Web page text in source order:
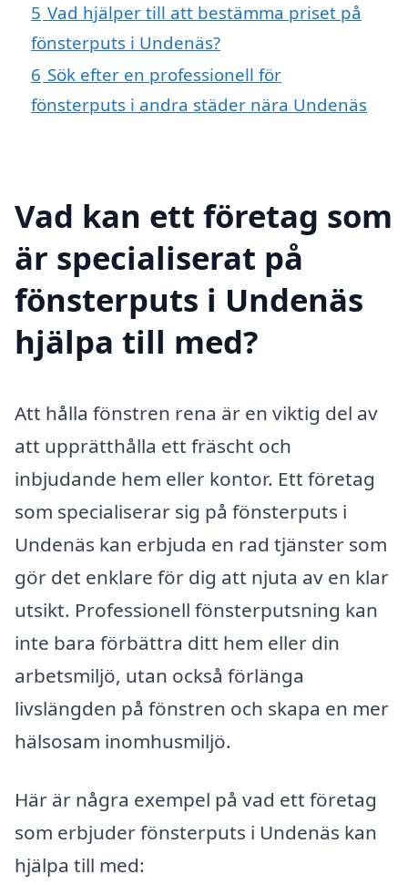
5 Vad hjälper till att bestämma priset på
fönsterputs i Undenäs?
6 Sök efter en professionell för
fönsterputs i andra städer nära Undenäs
Vad kan ett företag som
är specialiserat på
fönsterputs i Undenäs
hjälpa till med?
Att hålla fönstren rena är en viktig del av
att upprätthålla ett fräscht och
inbjudande hem eller kontor. Ett företag
som specialiserar sig på fönsterputs i
Undenäs kan erbjuda en rad tjänster som
gör det enklare för dig att njuta av en klar
utsikt. Professionell fönsterputsning kan
inte bara förbättra ditt hem eller din
arbetsmiljö, utan också förlänga
livslängden på fönstren och skapa en mer
hälsosam inomhusmiljö.
Här är några exempel på vad ett företag
som erbjuder fönsterputs i Undenäs kan
hjälpa till med: